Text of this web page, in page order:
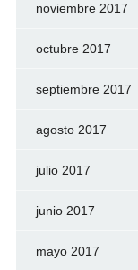
noviembre 2017
octubre 2017
septiembre 2017
agosto 2017
julio 2017
junio 2017
mayo 2017